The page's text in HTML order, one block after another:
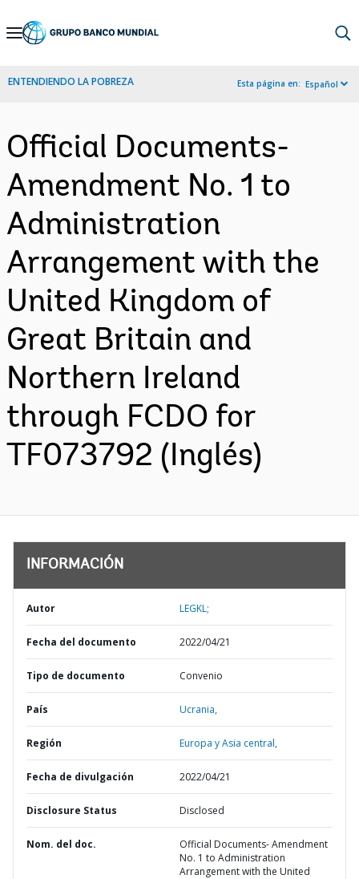
Skip
Navigation
ENTENDIENDO LA POBREZA Esta página en: Español
Official Documents-
Amendment No. 1 to
Administration
Arrangement with the
United Kingdom of
Great Britain and
Northern Ireland
through FCDO for
TF073792 (Inglés)
INFORMACIÓN
Autor LEGKL;
Fecha del documento 2022/04/21
Tipo de documento Convenio
País Ucrania,
Región Europa y Asia central,
Fecha de divulgación 2022/04/21
Disclosure Status Disclosed
Nom. del doc.
Official Documents- Amendment
No. 1 to Administration
Arrangement with the United